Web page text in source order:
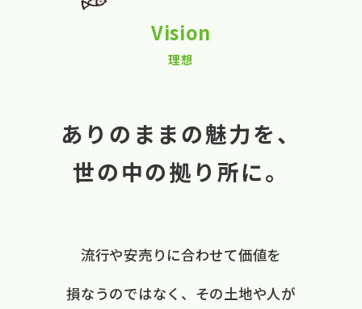
Vision
理想
ありのままの魅力を、
世の中の拠り所に。
流行や​安売りに​合わせて​価値を​
損なうのではなく、 ​その​土地や​人が​